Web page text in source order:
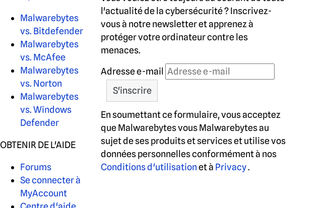
Malwarebytes
vs. Bitdefender
Malwarebytes
vs. McAfee
Malwarebytes
vs. Norton
Malwarebytes
vs. Windows
Defender
OBTENIR DE L'AIDE
Forums
Se connecter à
MyAccount
l'actualité de la cybersécurité ? Inscrivez-
vous à notre newsletter et apprenez à
protéger votre ordinateur contre les
menaces.
Adresse e-mail
En soumettant ce formulaire, vous acceptez
que Malwarebytes vous Malwarebytes au
sujet de ses produits et services et utilise vos
données personnelles conformément à nos
Conditions d'utilisationet à Privacy.